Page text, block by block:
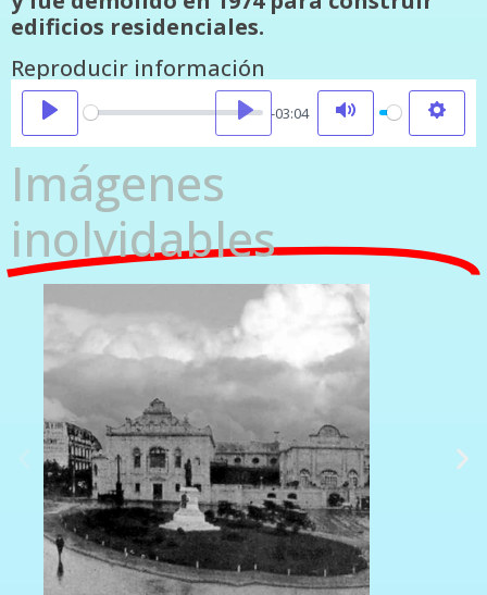
edificios residenciales.
Reproducir información
-03:04
Play
Imágenes
inolvidables